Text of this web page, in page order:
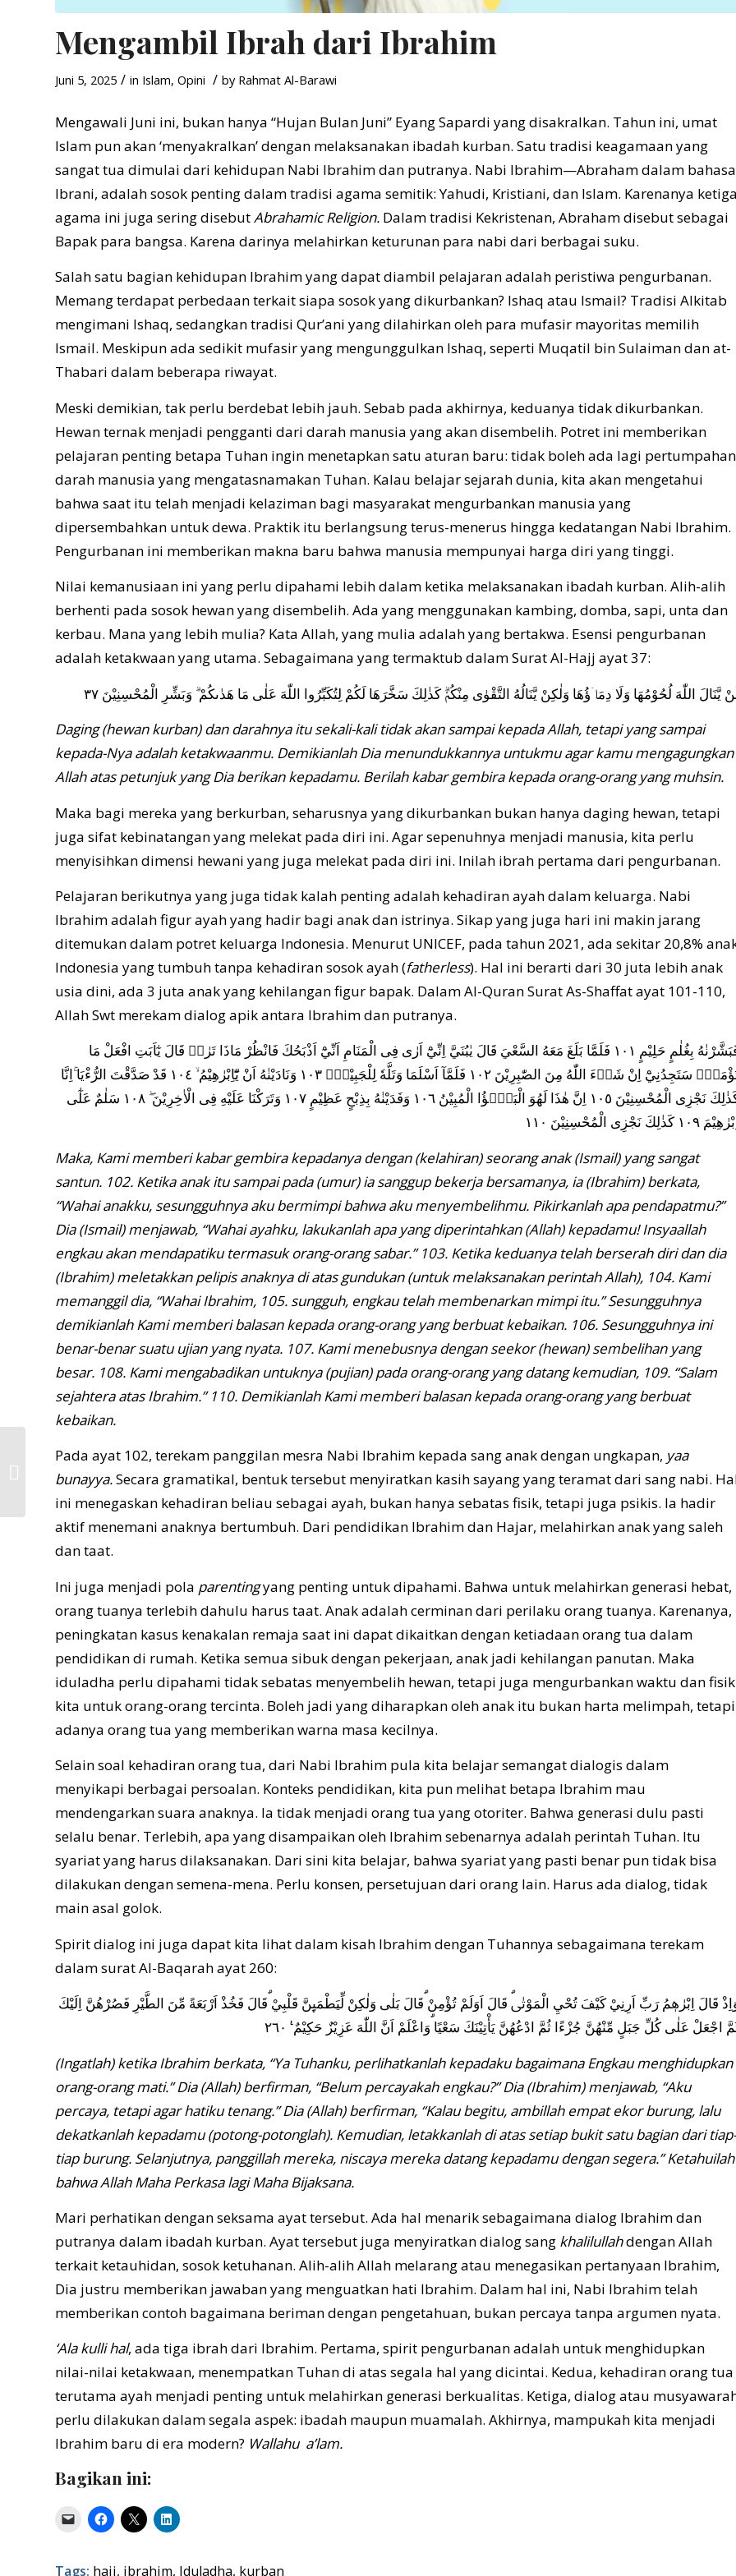
Mengambil Ibrah dari Ibrahim
Juni 5, 2025 / in Islam, Opini / by Rahmat Al-Barawi
Mengawali Juni ini, bukan hanya “Hujan Bulan Juni” Eyang Sapardi yang disakralkan. Tahun ini, umat
Islam pun akan ‘menyakralkan’ dengan melaksanakan ibadah kurban. Satu tradisi keagamaan yang
sangat tua dimulai dari kehidupan Nabi Ibrahim dan putranya. Nabi Ibrahim—Abraham dalam bahasa
Ibrani, adalah sosok penting dalam tradisi agama semitik: Yahudi, Kristiani, dan Islam. Karenanya
agama ini juga sering disebutAbrahamic Religion. Dalam tradisi Kekristenan, Abraham disebut sebagai
Bapak para bangsa. Karena darinya melahirkan keturunan para nabi dari berbagai suku.
Salah satu bagian kehidupan Ibrahim yang dapat diambil pelajaran adalah peristiwa pengurbanan.
Memang terdapat perbedaan terkait siapa sosok yang dikurbankan? Ishaq atau Ismail? Tradisi Alkitab
mengimani Ishaq, sedangkan tradisi Qur’ani yang dilahirkan oleh para mufasir mayoritas memilih
Ismail. Meskipun ada sedikit mufasir yang mengunggulkan Ishaq, seperti Muqatil bin Sulaiman dan at-
Thabari dalam beberapa riwayat.
Meski demikian, tak perlu berdebat lebih jauh. Sebab pada akhirnya, keduanya tidak dikurbankan.
Hewan ternak menjadi pengganti dari darah manusia yang akan disembelih. Potret ini memberikan
pelajaran penting betapa Tuhan ingin menetapkan satu aturan baru: tidak boleh ada lagi pertumpahan
darah manusia yang mengatasnamakan Tuhan. Kalau belajar sejarah dunia, kita akan mengetahui
bahwa saat itu telah menjadi kelaziman bagi masyarakat mengurbankan manusia yang
dipersembahkan untuk dewa. Praktik itu berlangsung terus-menerus hingga kedatangan Nabi Ibrahim.
Pengurbanan ini memberikan makna baru bahwa manusia mempunyai harga diri yang tinggi.
Nilai kemanusiaan ini yang perlu dipahami lebih dalam ketika melaksanakan ibadah kurban. Alih-alih
berhenti pada sosok hewan yang disembelih. Ada yang menggunakan kambing, domba, sapi, unta dan
kerbau. Mana yang lebih mulia? Kata Allah, yang mulia adalah yang bertakwa. Esensi pengurbanan
adalah ketakwaan yang utama. Sebagaimana yang termaktub dalam Surat Al-Hajj ayat 37:
يَّنَالَ اللّٰهَ لُحُوْمُهَا وَلَا دِمَاۤؤُهَا وَلٰكِنْ يَّنَالُهُ التَّقْوٰى مِنْكُمْۗ كَذٰلِكَ سَخَّرَهَا لَكُمْ لِتُكَبِّرُوا اللّٰهَ عَلٰى مَا هَدٰىكُمْ ۗ وَبَشِّرِ الْمُحْسِنِيْنَ ٣٧
Daging (hewan kurban) dan darahnya itu sekali-kali tidak akan sampai kepada Allah, tetapi yang sampai
kepada-Nya adalah ketakwaanmu. Demikianlah Dia menundukkannya untukmu agar kamu mengagungkan
Allah atas petunjuk yang Dia berikan kepadamu. Berilah kabar gembira kepada orang-orang yang muhsin.
Maka bagi mereka yang berkurban, seharusnya yang dikurbankan bukan hanya daging hewan, tetapi
juga sifat kebinatangan yang melekat pada diri ini. Agar sepenuhnya menjadi manusia, kita perlu
menyisihkan dimensi hewani yang juga melekat pada diri ini. Inilah ibrah pertama dari pengurbanan.
Pelajaran berikutnya yang juga tidak kalah penting adalah kehadiran ayah dalam keluarga. Nabi
Ibrahim adalah figur ayah yang hadir bagi anak dan istrinya. Sikap yang juga hari ini makin jarang
ditemukan dalam potret keluarga Indonesia. Menurut UNICEF, pada tahun 2021, ada sekitar 20,8%
Indonesia yang tumbuh tanpa kehadiran sosok ayah (fatherless). Hal ini berarti dari 30 juta lebih anak
usia dini, ada 3 juta anak yang kehilangan figur bapak. Dalam Al-Quran Surat As-Shaffat ayat 101-110,
Allah Swt merekam dialog apik antara Ibrahim dan putranya.
فَبَشَّرْنٰهُ بِغُلٰمٍ حَلِيْمٍ ١٠١ فَلَمَّا بَلَغَ مَعَهُ السَّعْيَ قَالَ يٰبُنَيَّ اِنِّيْٓ اَرٰى فِى الْمَنَامِ اَنِّيْٓ اَذْبَحُكَ فَانْظُرْ مَاذَا تَرٰىۗ قَالَ يٰٓاَبَتِ افْعَلْ مَا
تُؤْمَرُۖ سَتَجِدُنِيْٓ اِنْ شَاۤءَ اللّٰهُ مِنَ الصّٰبِرِيْنَ ١٠٢ فَلَمَّآ اَسْلَمَا وَتَلَّهٗ لِلْجَبِيْنِۚ ١٠٣ وَنَادَيْنٰهُ اَنْ يّٰٓاِبْرٰهِيْمُ ۙ ١٠٤ قَدْ صَدَّقْتَ الرُّءْيَا ۚاِنَّا
كَذٰلِكَ نَجْزِى الْمُحْسِنِيْنَ ١٠٥ اِنَّ هٰذَا لَهُوَ الْبَلٰۤؤُا الْمُبِيْنُ ١٠٦ وَفَدَيْنٰهُ بِذِبْحٍ عَظِيْمٍ ١٠٧ وَتَرَكْنَا عَلَيْهِ فِى الْاٰخِرِيْنَ ۖ ١٠٨ سَلٰمٌ عَلٰٓى
١٠٩ كَذٰلِكَ نَجْزِى الْمُحْسِنِيْنَ ١١٠
Maka, Kami memberi kabar gembira kepadanya dengan (kelahiran) seorang anak (Ismail) yang sangat
santun. 102. Ketika anak itu sampai pada (umur) ia sanggup bekerja bersamanya, ia (Ibrahim) berkata,
“Wahai anakku, sesungguhnya aku bermimpi bahwa aku menyembelihmu. Pikirkanlah apa pendapatmu?”
Dia (Ismail) menjawab, “Wahai ayahku, lakukanlah apa yang diperintahkan (Allah) kepadamu! Insyaallah
engkau akan mendapatiku termasuk orang-orang sabar.” 103. Ketika keduanya telah berserah diri dan dia
(Ibrahim) meletakkan pelipis anaknya di atas gundukan (untuk melaksanakan perintah Allah), 104. Kami
memanggil dia, “Wahai Ibrahim, 105. sungguh, engkau telah membenarkan mimpi itu.” Sesungguhnya
demikianlah Kami memberi balasan kepada orang-orang yang berbuat kebaikan. 106. Sesungguhnya ini
benar-benar suatu ujian yang nyata. 107. Kami menebusnya dengan seekor (hewan) sembelihan yang
besar. 108. Kami mengabadikan untuknya (pujian) pada orang-orang yang datang kemudian, 109. “Salam
sejahtera atas Ibrahim.” 110. Demikianlah Kami memberi balasan kepada orang-orang yang berbuat
kebaikan.
Pada ayat 102, terekam panggilan mesra Nabi Ibrahim kepada sang anak dengan ungkapan, yaa
bunayya.Secara gramatikal, bentuk tersebut menyiratkan kasih sayang yang teramat dari sang nabi.
ini menegaskan kehadiran beliau sebagai ayah, bukan hanya sebatas fisik, tetapi juga psikis. Ia hadir
aktif menemani anaknya bertumbuh. Dari pendidikan Ibrahim dan Hajar, melahirkan anak yang saleh
dan taat.
Ini juga menjadi pola parentingyang penting untuk dipahami. Bahwa untuk melahirkan generasi hebat,
orang tuanya terlebih dahulu harus taat. Anak adalah cerminan dari perilaku orang tuanya. Karenanya,
peningkatan kasus kenakalan remaja saat ini dapat dikaitkan dengan ketiadaan orang tua dalam
pendidikan di rumah. Ketika semua sibuk dengan pekerjaan, anak jadi kehilangan panutan. Maka
iduladha perlu dipahami tidak sebatas menyembelih hewan, tetapi juga mengurbankan waktu dan fisik
kita untuk orang-orang tercinta. Boleh jadi yang diharapkan oleh anak itu bukan harta melimpah, tetapi
adanya orang tua yang memberikan warna masa kecilnya.
Selain soal kehadiran orang tua, dari Nabi Ibrahim pula kita belajar semangat dialogis dalam
menyikapi berbagai persoalan. Konteks pendidikan, kita pun melihat betapa Ibrahim mau
mendengarkan suara anaknya. Ia tidak menjadi orang tua yang otoriter. Bahwa generasi dulu pasti
selalu benar. Terlebih, apa yang disampaikan oleh Ibrahim sebenarnya adalah perintah Tuhan. Itu
syariat yang harus dilaksanakan. Dari sini kita belajar, bahwa syariat yang pasti benar pun tidak bisa
dilakukan dengan semena-mena. Perlu konsen, persetujuan dari orang lain. Harus ada dialog, tidak
main asal golok.
Spirit dialog ini juga dapat kita lihat dalam kisah Ibrahim dengan Tuhannya sebagaimana terekam
dalam surat Al-Baqarah ayat 260:
قَالَ اِبْرٰهٖمُ رَبِّ اَرِنِيْ كَيْفَ تُحْيِ الْمَوْتٰىۗ قَالَ اَوَلَمْ تُؤْمِنْ ۗقَالَ بَلٰى وَلٰكِنْ لِّيَطْمَىِٕنَّ قَلْبِيْ ۗقَالَ فَخُذْ اَرْبَعَةً مِّنَ الطَّيْرِ فَصُرْهُنَّ اِلَيْكَ
اجْعَلْ عَلٰى كُلِّ جَبَلٍ مِّنْهُنَّ جُزْءًا ثُمَّ ادْعُهُنَّ يَأْتِيْنَكَ سَعْيًا ۗوَاعْلَمْ اَنَّ اللّٰهَ عَزِيْزٌ حَكِيْمٌ ࣖ ٢٦٠
(Ingatlah) ketika Ibrahim berkata, “Ya Tuhanku, perlihatkanlah kepadaku bagaimana Engkau menghidupkan
orang-orang mati.” Dia (Allah) berfirman, “Belum percayakah engkau?” Dia (Ibrahim) menjawab, “Aku
percaya, tetapi agar hatiku tenang.” Dia (Allah) berfirman, “Kalau begitu, ambillah empat ekor burung, lalu
dekatkanlah kepadamu (potong-potonglah). Kemudian, letakkanlah di atas setiap bukit satu bagian dari tiap-
tiap burung. Selanjutnya, panggillah mereka, niscaya mereka datang kepadamu dengan segera.” Ketahuilah
bahwa Allah Maha Perkasa lagi Maha Bijaksana.
Mari perhatikan dengan seksama ayat tersebut. Ada hal menarik sebagaimana dialog Ibrahim dan
putranya dalam ibadah kurban. Ayat tersebut juga menyiratkan dialog sang khalilullahdengan Allah
terkait ketauhidan, sosok ketuhanan. Alih-alih Allah melarang atau menegasikan pertanyaan Ibrahim,
Dia justru memberikan jawaban yang menguatkan hati Ibrahim. Dalam hal ini, Nabi Ibrahim telah
memberikan contoh bagaimana beriman dengan pengetahuan, bukan percaya tanpa argumen nyata.
‘Ala kulli hal, ada tiga ibrah dari Ibrahim. Pertama, spirit pengurbanan adalah untuk menghidupkan
nilai-nilai ketakwaan, menempatkan Tuhan di atas segala hal yang dicintai. Kedua, kehadiran orang tua
terutama ayah menjadi penting untuk melahirkan generasi berkualitas. Ketiga, dialog atau
perlu dilakukan dalam segala aspek: ibadah maupun muamalah. Akhirnya, mampukah kita menjadi
Ibrahim baru di era modern? Wallahu a’lam.
Bagikan ini:
Tags: haji, ibrahim, Iduladha, kurban
Kurban Anak
Perempuan